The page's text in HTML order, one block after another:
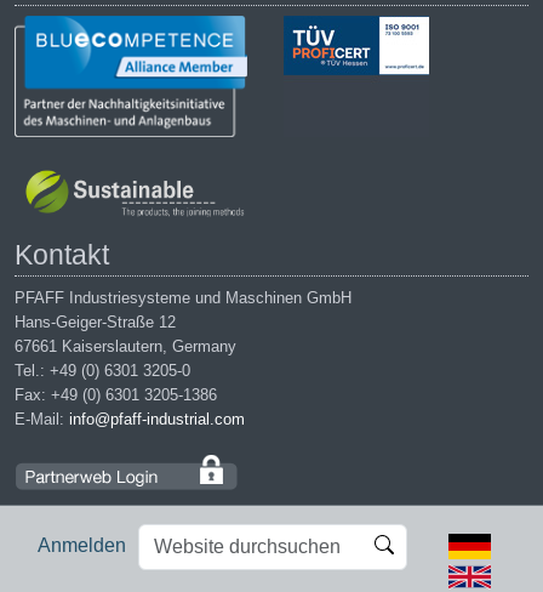
Anmelden
Website
durchsuchen
Erweiterte
Suche…
Kontakt
PFAFF Industriesysteme und Maschinen GmbH
Hans-Geiger-Straße 12
67661 Kaiserslautern, Germany
Tel.: +49 (0) 6301 3205-0
Fax: +49 (0) 6301 3205-1386
E-Mail: info@pfaff-industrial.com